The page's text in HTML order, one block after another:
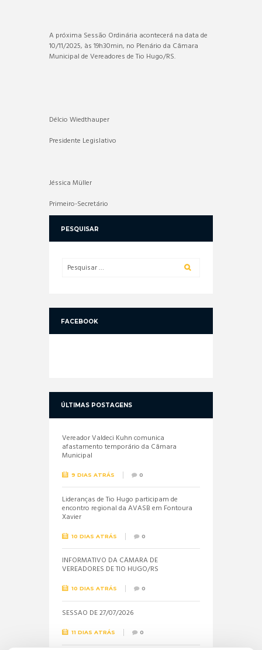
A próxima Sessão Ordinária acontecerá na data de
10/11/2025, às 19h30min, no Plenário da Câmara
Municipal de Vereadores de Tio Hugo/RS.
Délcio Wiedthauper
Presidente Legislativo
Jéssica Müller
Primeiro-Secretário
PESQUISAR
FACEBOOK
ÚLTIMAS POSTAGENS
Vereador Valdeci Kuhn comunica
afastamento temporário da Câmara
Municipal
9 DIAS ATRÁS 0
Lideranças de Tio Hugo participam de
encontro regional da AVASB em Fontoura
Xavier
10 DIAS ATRÁS 0
INFORMATIVO DA CÂMARA DE
VEREADORES DE TIO HUGO/RS
10 DIAS ATRÁS 0
SESSÃO DE 27/07/2026
11 DIAS ATRÁS 0